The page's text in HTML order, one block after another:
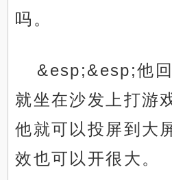
吗。
&esp;&esp;他回
就坐在沙发上打游
他就可以投屏到大
效也可以开很大。